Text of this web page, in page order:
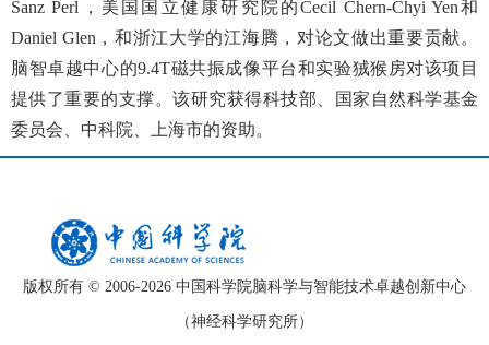
Sanz Perl ，美国国立健康研究院的Cecil Chern-Chyi Yen和
Daniel Glen ，和浙江大学的江海腾，对论文做出重要贡献。
脑智卓越中心的9.4T磁共振成像平台和实验狨猴房对该项目
提供了重要的支撑。该研究获得科技部、国家自然科学基金
委员会、中科院、上海市的资助。
版权所有 © 2006-2026 中国科学院脑科学与智能技术卓越创新中心
（神经科学研究所）